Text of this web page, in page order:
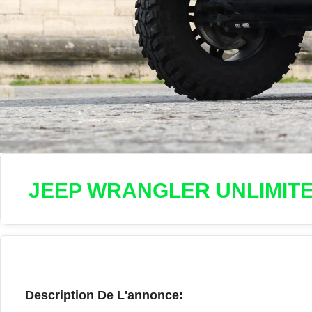
JEEP WRANGLER
Description De L'annonce: